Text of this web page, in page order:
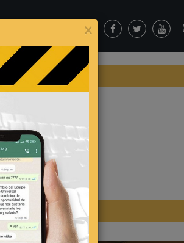
la Luna
Noticias
×